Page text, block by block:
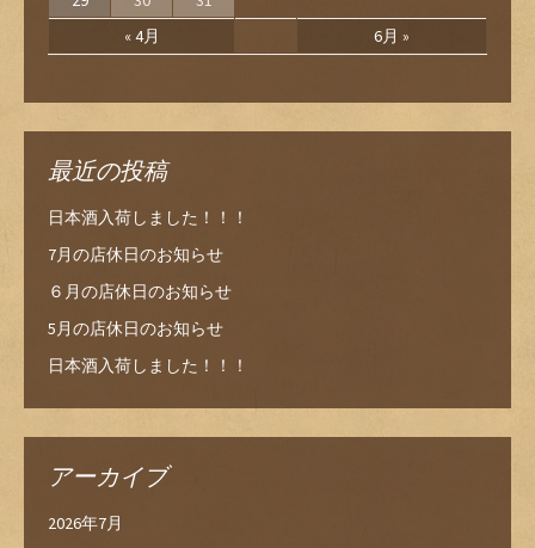
« 4月 6月 »
最近の投稿
日本酒入荷しました！！！
7月の店休日のお知らせ
６月の店休日のお知らせ
5月の店休日のお知らせ
日本酒入荷しました！！！
アーカイブ
2026年7月